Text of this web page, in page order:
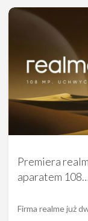
Premiera
aparatem
Firma realme już